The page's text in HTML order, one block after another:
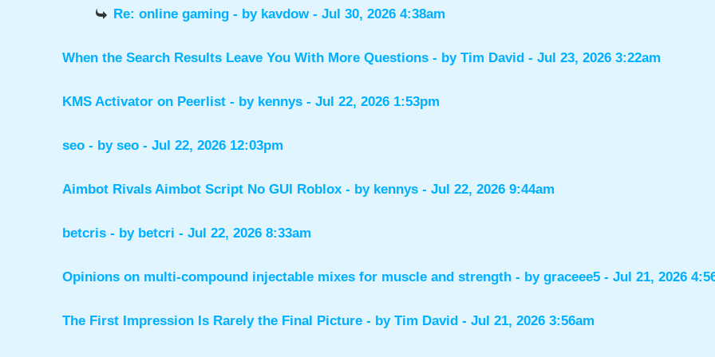
Re: online gaming - by kavdow- Jul 30, 2026 4:38am
When the Search Results Leave You With More Questions - by Tim David- Jul 23, 2026 3:22am
KMS Activator on Peerlist - by kennys- Jul 22, 2026 1:53pm
seo - by seo- Jul 22, 2026 12:03pm
Aimbot Rivals Aimbot Script No GUI Roblox - by kennys- Jul 22, 2026 9:44am
betcris - by betcri - Jul 22, 2026 8:33am
Opinions on multi-compound injectable mixes for muscle and strength - by graceee5- Jul 21, 2026
The First Impression Is Rarely the Final Picture - by Tim David- Jul 21, 2026 3:56am